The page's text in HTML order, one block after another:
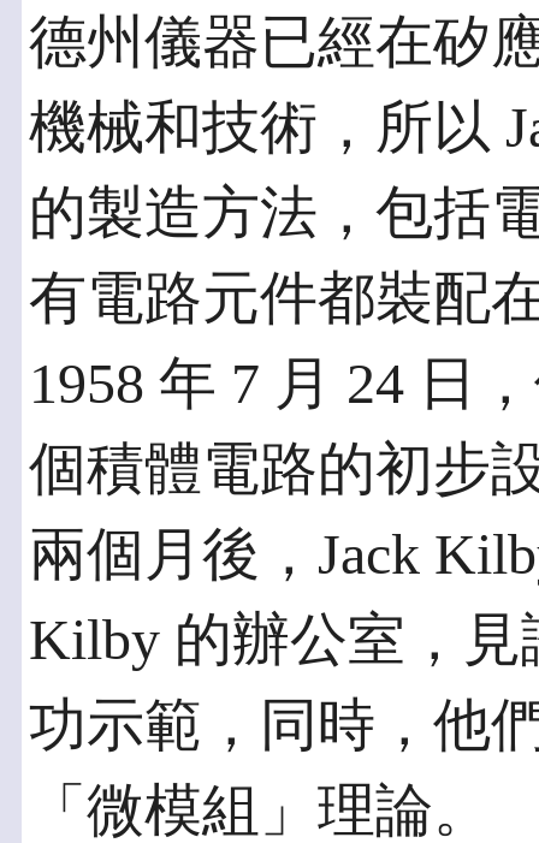
德州儀器已經在矽
機械和技術，所以
的製造方法，包括
有電路元件都裝配
1958 年 7 月 24 日
個積體電路的初步
兩個月後，Jack
Kilby 的辦公室，
功示範，同時，他
「微模組」理論。